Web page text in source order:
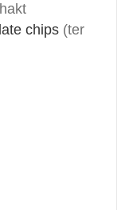
chips (ter